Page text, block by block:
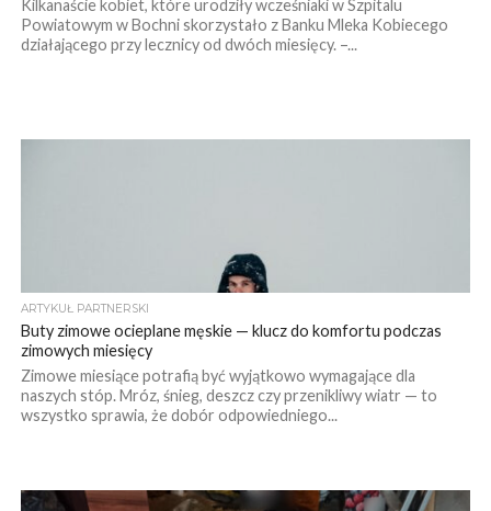
Kilkanaście kobiet, które urodziły wcześniaki w Szpitalu
Powiatowym w Bochni skorzystało z Banku Mleka Kobiecego
działającego przy lecznicy od dwóch miesięcy. –...
ARTYKUŁ PARTNERSKI
Buty zimowe ocieplane męskie — klucz do komfortu podczas
zimowych miesięcy
Zimowe miesiące potrafią być wyjątkowo wymagające dla
naszych stóp. Mróz, śnieg, deszcz czy przenikliwy wiatr — to
wszystko sprawia, że dobór odpowiedniego...